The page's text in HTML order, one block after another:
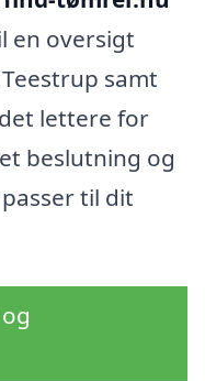
en oversigt
samt
lettere for
beslutning og
til dit